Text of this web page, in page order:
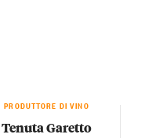
PRODUTTORE DI VINO
Tenuta Garetto